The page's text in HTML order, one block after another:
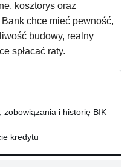
kosztorys oraz
chce mieć pewność,
budowy, realny
spłacać raty.
zobowiązania i historię BIK
kredytu